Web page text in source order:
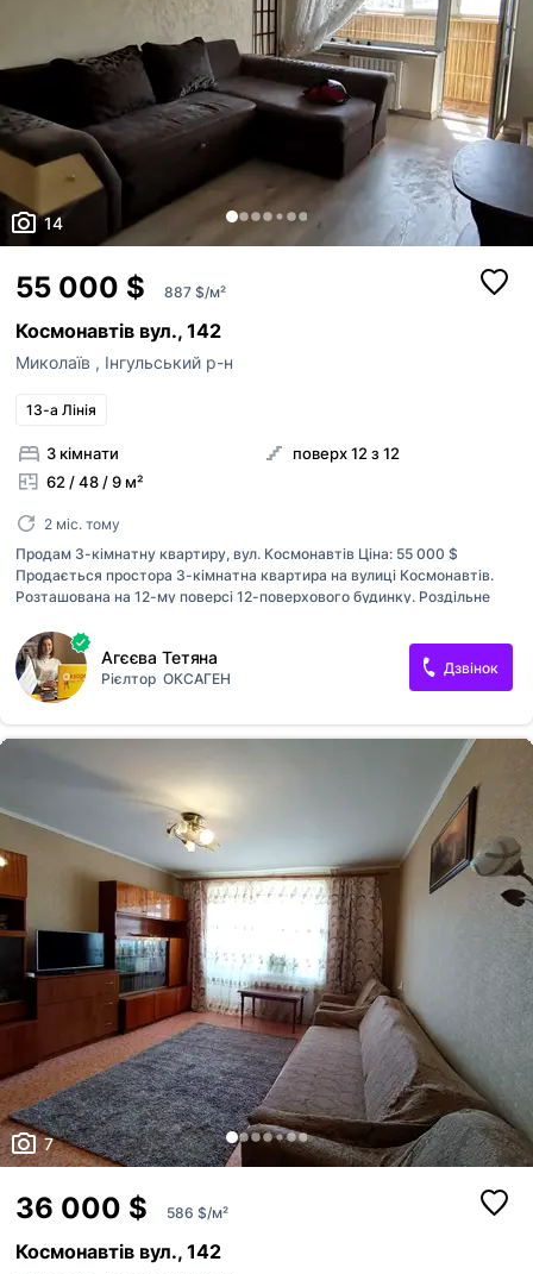
14
55 000 $ 887 $/м²
Космонавтів вул., 142
Миколаїв , Інгульський р-н
13-а Лінія
3 кімнати
62 / 48 / 9 м²
поверх 12 з 12
2 міс. тому
Продам 3-кімнатну квартиру, вул. Космонавтів Ціна: 55 000 $
Продається простора 3-кімнатна квартира на вулиці Космонавтів.
Розташована на 12-му поверсі 12-поверхового будинку. Роздільне
меблі та техніка Можна одразу заїхати та жити Можливий продаж за
сертифікатом. Квартира готова до перегляду. Телефонуйте для
отримання детальної інформації та запису на показ!
Агєєва Тетяна
Рієлтор ОКСАГЕН
Дзвінок
7
36 000 $ 586 $/м²
Космонавтів вул., 142